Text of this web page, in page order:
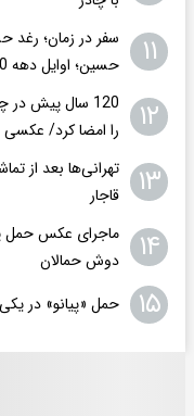
۱۱
سفر در زمان؛
حسین؛ اوایل دهه 50
۱۲
120 سال پیش
را امضا کرد/ عکسی
۱۳
تهرانی‌ها بعد از
قاجار
۱۴
ماجرای عکس حمل
دوش حمالان
۱۵ حمل «پیانو» در یکی